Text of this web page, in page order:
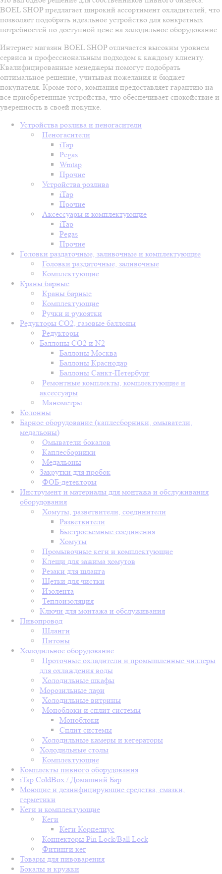
BOEL SHOP предлагает широкий ассортимент охладителей, что
позволяет подобрать идеальное устройство для конкретных
потребностей по доступной цене на холодильное оборудование.
Интернет магазин BOEL SHOP отличается высоким уровнем
сервиса и профессиональным подходом к каждому клиенту.
Квалифицированные менеджеры помогут подобрать
оптимальное решение, учитывая пожелания и бюджет
покупателя. Кроме того, компания предоставляет гарантию на
все приобретенные устройства, что обеспечивает спокойствие и
уверенность в своей покупке.
Устройства розлива и пеногасители
Пеногасители
iTap
Pegas
Wintap
Прочие
Устройства розлива
iTap
Прочие
Аксессуары и комплектующие
iTap
Pegas
Прочие
Головки раздаточные, заливочные и комплектующие
Головки раздаточные, заливочные
Комплектующие
Краны барные
Краны барные
Комплектующие
Ручки и рукоятки
Редукторы СО2, газовые баллоны
Редукторы
Баллоны СО2 и N2
Баллоны Москва
Баллоны Краснодар
Баллоны Санкт-Петербург
Ремонтные комплекты, комплектующие и
аксессуары
Манометры
Колонны
Барное оборудование (каплесборники, омыватели,
медальоны)
Омыватели бокалов
Каплесборники
Медальоны
Закрутки для пробок
ФОБ-детекторы
Инструмент и материалы для монтажа и обслуживания
оборудования
Хомуты, разветвители, соединители
Разветвители
Быстросъемные соединения
Хомуты
Промывочные кеги и комплектующие
Клещи для зажима хомутов
Резаки для шланга
Щетки для чистки
Изолента
Теплоизоляция
Ключи для монтажа и обслуживания
Пивопровод
Шланги
Питоны
Холодильное оборудование
Проточные охладители и промышленные чиллеры
для охлаждения воды
Холодильные шкафы
Морозильные лари
Холодильные витрины
Моноблоки и сплит системы
Моноблоки
Сплит системы
Холодильные камеры и кегераторы
Холодильные столы
Комплектующие
Комплекты пивного оборудования
iTap ColdBox / Домашний Бар
Моющие и дезинфицирующие средства, смазки,
герметики
Кеги и комплектующие
Кеги
Кеги Корнелиус
Коннекторы Pin Lock/Ball Lock
Фитинги кег
Товары для пивоварения
Бокалы и кружки